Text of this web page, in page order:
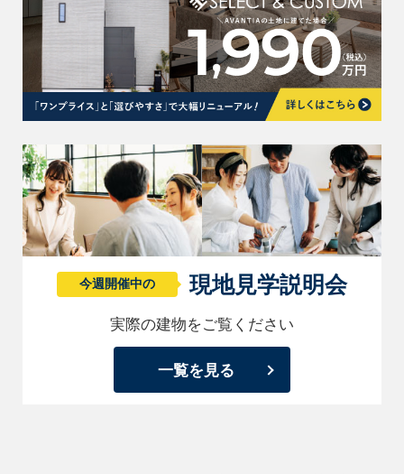
今週開催中の 現地見学説明会
実際の建物をご覧ください
一覧を見る